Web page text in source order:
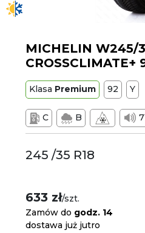
MICHELIN W245/
CROSSCLIMATE+
Klasa Premium 92 Y
C B
245 /35 R18
633 zł/szt.
Zamów do godz. 14
dostawa już jutro